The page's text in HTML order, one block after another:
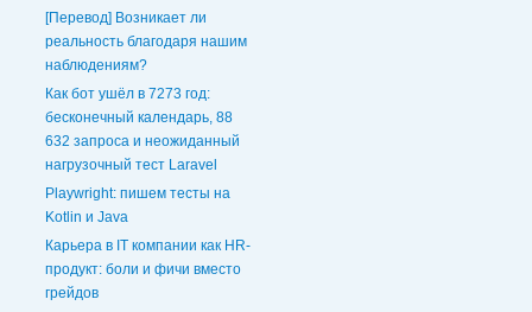
[Перевод] Возникает ли
реальность благодаря нашим
наблюдениям?
Как бот ушёл в 7273 год:
бесконечный календарь, 88
632 запроса и неожиданный
нагрузочный тест Laravel
Playwright: пишем тесты на
Kotlin и Java
Карьера в IT компании как HR-
продукт: боли и фичи вместо
грейдов